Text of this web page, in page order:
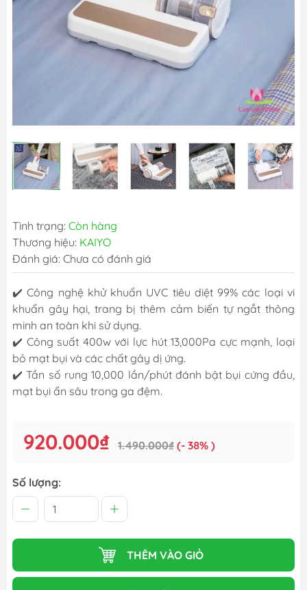
Tình trạng: Còn hàng
Thương hiệu: KAIYO
Đánh giá: Chưa có đánh giá
✔️ Công nghệ khử khuẩn UVC tiêu diệt 99% các loại vi
khuẩn gây hại, trang bị thêm cảm biến tự ngắt thông
minh an toàn khi sử dụng.
✔️ Công suất 400w với lực hút 13,000Pa cực mạnh, loại
bỏ mạt bụi và các chất gây dị ứng.
✔️ Tần số rung 10,000 lần/phút đánh bật bụi cứng đầu,
mạt bụi ẩn sâu trong ga đệm.
920.000₫ 1.490.000₫ (- 38% )
Số lượng:
THÊM VÀO GIỎ